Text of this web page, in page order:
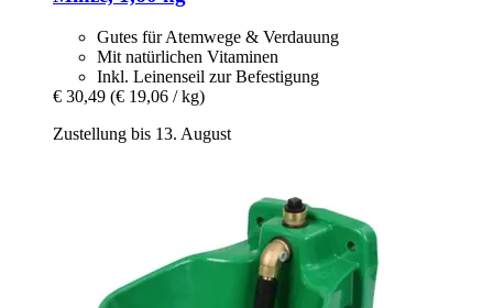
Gutes für Atemwege & Verdauung
Mit natürlichen Vitaminen
Inkl. Leinenseil zur Befestigung
€ 30,49 (€ 19,06 / kg)
Zustellung bis 13. August